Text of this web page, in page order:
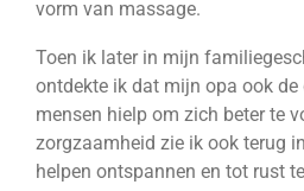
vorm van massage.
Toen ik later in mijn
ontdekte ik dat mijn opa ook de
mensen hielp om zich beter te
zorgzaamheid zie ik ook terug
helpen ontspannen en tot rust